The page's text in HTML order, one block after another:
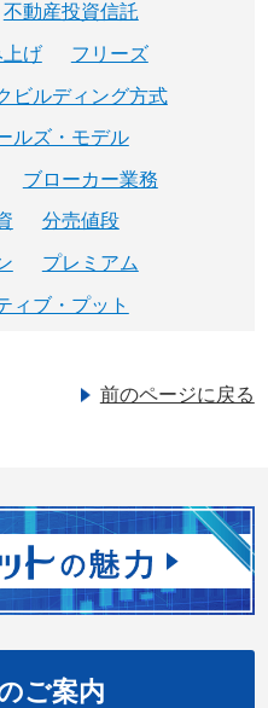
不動産投資信託
上げ フリーズ
ビルディング方式
ルズ・モデル
ブローカー業務
分売値段
プレミアム
ィブ・プット
前のページに戻る
ご案内